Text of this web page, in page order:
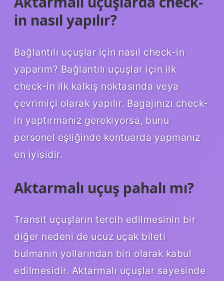
in nasıl yapılır?
Bağlantılı uçuşlar için nasıl check-in
yaparım? Bağlantılı uçuşlar için ilk
check-in ilk kalkış noktasında veya
çevrimiçi olarak yapılır. Bagajınızı check-
in yaptırmanız gerekiyorsa, bunu
personel eşliğinde kontuarda yapmanız
en iyisidir.
Aktarmalı uçuş pahalı mı?
Transit uçuşların tercih edilmesinin bir
diğer nedeni de ucuz uçak bileti
bulmanın yollarından biri olarak kabul
edilmesidir. Aktarmalı uçuşlar sayesinde